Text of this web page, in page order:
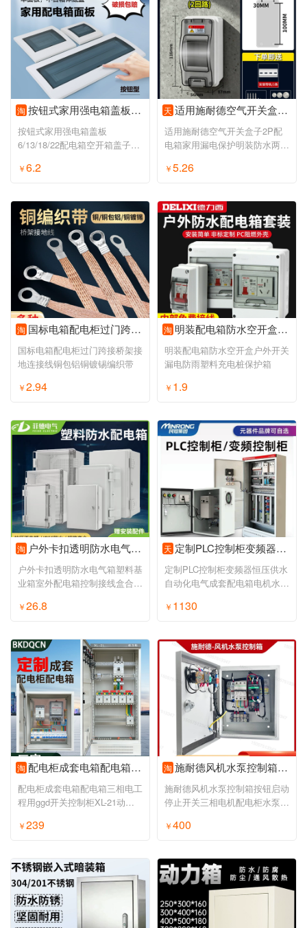
淘 按钮式家用强电箱盖板6/13/18/22配电箱空开箱盖子通用电表箱面板
按钮式家用强电箱盖板
6/13/18/22配电箱空开箱盖子通
￥6.2
天 适用施耐德空气开关盒子2P配电箱家用漏电保护明装防水两位电闸箱
适用施耐德空气开关盒子2P配
电箱家用漏电保护明装防水两位
￥5.26
淘 国标电箱配电柜过门跨接桥架接地连接线铜包铝铜镀锡编织带
国标电箱配电柜过门跨接桥架接
地连接线铜包铝铜镀锡编织带
￥2.94
淘 明装配电箱防水空开盒户外开关漏电防雨塑料充电桩保护箱
明装配电箱防水空开盒户外开关
漏电防雨塑料充电桩保护箱
￥ 1.9
淘 户外卡扣透明防水电气箱塑料基业箱室外配电箱控制接线盒合页明装
户外卡扣透明防水电气箱塑料基
业箱室外配电箱控制接线盒合页
￥26.8
天 定制PLC控制柜变频器恒压供水自动化电气成套配电箱电机水泵调速
定制PLC控制柜变频器恒压供水
自动化电气成套配电箱电机水泵
￥ 1130
淘 配电柜成套电箱配电箱三相电工程用ggd开关控制柜XL-21动力柜定制
配电柜成套电箱配电箱三相电工
程用ggd开关控制柜XL-21动力
￥239
淘 施耐德风机水泵控制箱按钮启动停止开关三相电机配电柜水泵缺相
施耐德风机水泵控制箱按钮启动
停止开关三相电机配电柜水泵缺
￥400